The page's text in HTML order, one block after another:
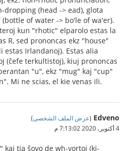
(head -> ead), glota
of water -> bo'le of wa'er).
kun "rhotic" elparolo estas la
R, sed prononcas ekz "house"
estas Irlandanoj). Estas alia
(ĉefe terkultistoj), kiuj prononcas
"u", ekz "mug" kaj "cup"
Mi ne scias, el kie venas ili.
Edveno
(عرض الملف الشخصي)
4 أكتوبر، 2020 7:13:02 م
kaj tia ŝovo de wh-vortoj (ki-